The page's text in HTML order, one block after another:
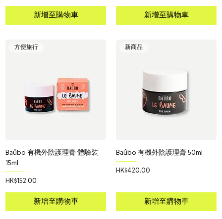
新增至購物車 新增至購物車
方便旅行
Baûbo 有機外陰護理膏 體驗裝
15ml
價格
HK$152.00
新增至購物車
新商品
Baûbo 有機外陰護理膏 50ml
價格
HK$420.00
新增至購物車